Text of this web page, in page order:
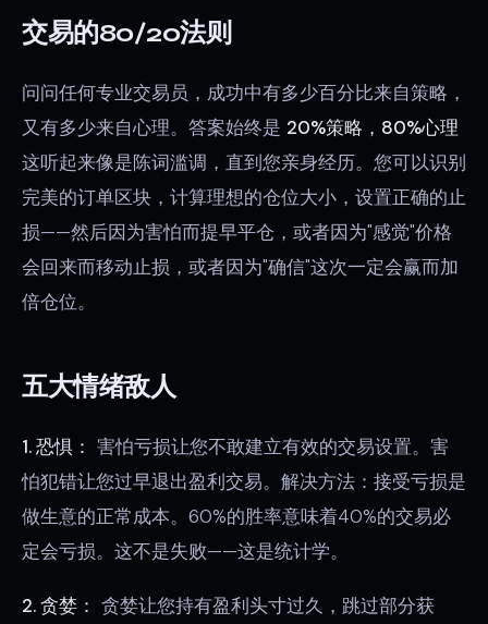
交易的80/20法则
问问任何专业交易员，成功中有多少百分比来自策略，
又有多少来自心理。答案始终是 20%策略，80%心理
这听起来像是陈词滥调，直到您亲身经历。您可以识别
完美的订单区块，计算理想的仓位大小，设置正确的止
损——然后因为害怕而提早平仓，或者因为"感觉"价格
会回来而移动止损，或者因为"确信"这次一定会赢而加
倍仓位。
五大情绪敌人
1. 恐惧： 害怕亏损让您不敢建立有效的交易设置。害
怕犯错让您过早退出盈利交易。解决方法：接受亏损是
做生意的正常成本。60%的胜率意味着40%的交易必
定会亏损。这不是失败——这是统计学。
2. 贪婪： 贪婪让您持有盈利头寸过久，跳过部分获